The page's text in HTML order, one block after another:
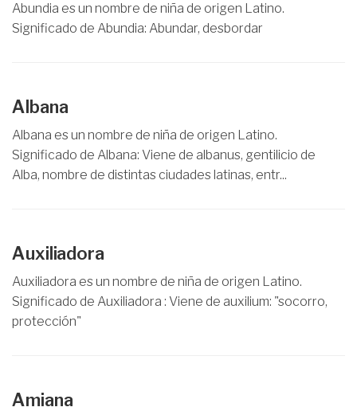
Abundia es un nombre de niña de origen Latino.
Significado de Abundia: Abundar, desbordar
Albana
Albana es un nombre de niña de origen Latino.
Significado de Albana: Viene de albanus, gentilicio de
Alba, nombre de distintas ciudades latinas, entr...
Auxiliadora
Auxiliadora es un nombre de niña de origen Latino.
Significado de Auxiliadora : Viene de auxilium: "socorro,
protección"
Amiana